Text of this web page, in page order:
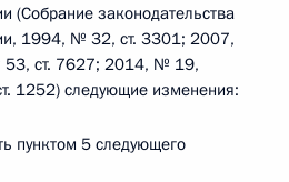
(Собрание законодательства
1994, № 32, ст. 3301; 2007,
ст. 7627; 2014, № 19,
1252) следующие изменения:
пунктом 5 следующего